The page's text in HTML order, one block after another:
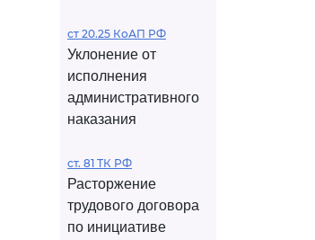
ст 20.25 КоАП РФ
Уклонение от
исполнения
административного
наказания
ст. 81 ТК РФ
Расторжение
трудового договора
по инициативе